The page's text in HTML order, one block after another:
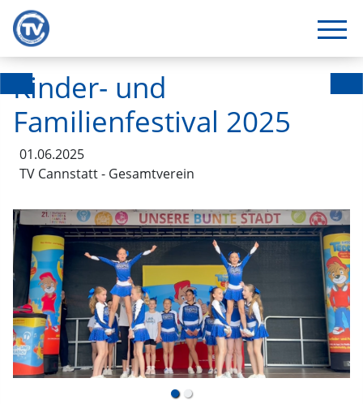
Kinder- und
Familienfestival 2025
01.06.2025
TV Cannstatt - Gesamtverein